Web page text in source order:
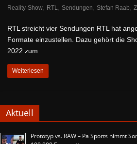
Reality-Show, RTL, Sendungen, Stefan Raab,
RTL streicht vier Sendungen RTL hat
Formate einzustellen. Dazu gehört die
2022 zum
Weiterlesen
Aktuell
Prototyp vs. RAW – Pa Sports nimmt